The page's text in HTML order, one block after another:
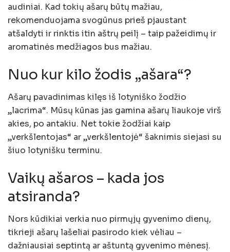
audiniai. Kad tokių ašarų būtų mažiau,
rekomenduojama svogūnus prieš pjaustant
atšaldyti ir rinktis itin aštrų peilį – taip pažeidimų ir
aromatinės medžiagos bus mažiau.
Nuo kur kilo žodis „ašara“?
Ašarų pavadinimas kilęs iš lotyniško žodžio
„lacrima“. Mūsų kūnas jas gamina ašarų liaukoje virš
akies, po antakiu. Net tokie žodžiai kaip
„verkšlentojas“ ar „verkšlentojė“ šaknimis siejasi su
šiuo lotynišku terminu.
Vaikų ašaros – kada jos
atsiranda?
Nors kūdikiai verkia nuo pirmųjų gyvenimo dienų,
tikrieji ašarų lašeliai pasirodo kiek vėliau –
dažniausiai septintą ar aštuntą gyvenimo mėnesį.